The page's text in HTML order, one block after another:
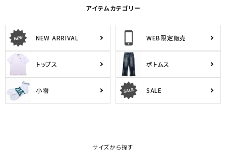
アイテムカテゴリー
NEW ARRIVAL WEB限定販売
トップス ボトムス
小物 SALE
サイズから探す